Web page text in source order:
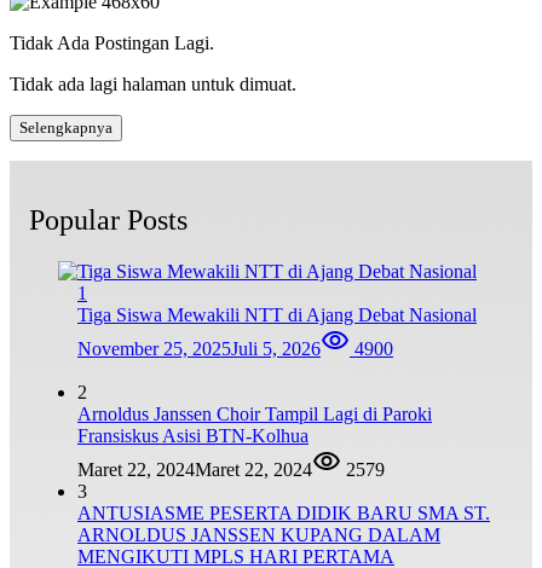
Tidak Ada Postingan Lagi.
Tidak ada lagi halaman untuk dimuat.
Selengkapnya
Popular Posts
1
Tiga Siswa Mewakili NTT di Ajang Debat Nasional
November 25, 2025Juli 5, 2026 4900
2
Arnoldus Janssen Choir Tampil Lagi di Paroki
Fransiskus Asisi BTN-Kolhua
Maret 22, 2024Maret 22, 2024
2579
3
ANTUSIASME PESERTA DIDIK BARU SMA ST.
ARNOLDUS JANSSEN KUPANG DALAM
MENGIKUTI MPLS HARI PERTAMA